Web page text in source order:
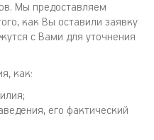
Мы предоставляем
как Вы оставили заявку
с Вами для уточнения
как:
его фактический